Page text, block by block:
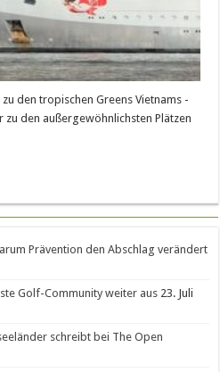
den tropischen Greens Vietnams -
den außergewöhnlichsten Plätzen
Prävention den Abschlag verändert
Golf-Community weiter aus 23. Juli
schreibt bei The Open